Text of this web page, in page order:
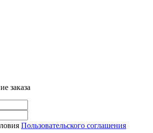
заказа
Пользовательского соглашения